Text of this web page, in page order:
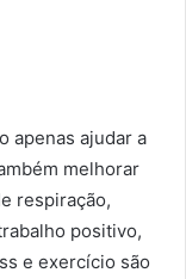
apenas ajudar a
melhorar
respiração,
positivo,
e exercício são